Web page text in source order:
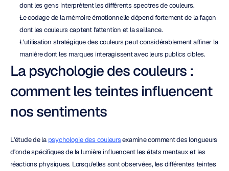
dont les gens interprètent les différents spectres de couleurs.
Le codage de la mémoire émotionnelle dépend fortement de la façon
dont les couleurs captent l'attention et la saillance.
L'utilisation stratégique des couleurs peut considérablement affiner la
manière dont les marques interagissent avec leurs publics cibles.
La psychologie des couleurs :
comment les teintes influencent
nos sentiments
L'étude de la psychologie des couleurs examine comment des longueurs
d'onde spécifiques de la lumière influencent les états mentaux et les
réactions physiques. Lorsqu'elles sont observées, les différentes teintes